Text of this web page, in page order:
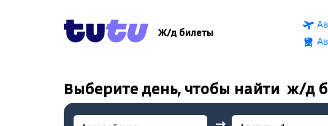
Ж/д билеты
Выберите день, чтобы найти ж/д